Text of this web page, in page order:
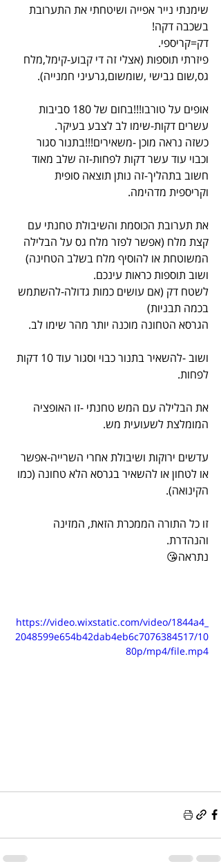
שימנתי נייר אפייה ושיטחתי את התערובת
בשכבה דקה!
דק=קריספי.
פיזרתי תוספות (אצלי זה די קבוע-קימל,מלח
גס,שום גבישי ,שומשום,גרעיני חמנייה).
אופים על טורבו!!!בחום של 180 סביבות
עשרים דקות-שימו לב לצבע בעיקר.
כשזה נראה מוכן -משאירים!!!בתנור סגור
וכבוי עוד עשר דקות לפחות-זה שלב מאוד
חשוב בתהליך-זה נותן תוצאה סופית
וקריספית מדהימה.
את תערובת הכוסמת והשיבולת טחנתי עם
קצת מלח (אפשר לפזר מלח גס על הבלילה
המשוטחת או להוסיף מלח בשלב הטחינה)
ושוב תוספות כראות עינכם.
לשטח דק (אם עושים כמות גדולה-להשתמש
בכמה תבניות)
הגרסא הטחונה מוכנה יותר מהר שימו לב.
ושוב -להשאיר בתנור כבוי וסגור עוד 10 דקות
לפחות.
את הבלילה עם המש טחנתי -זו האופציה
המומלצת לשעועית מש.
עדשים ירוקות ושיבולת אחרי השרייה-אפשר
או לטחון או להשאיר בגרסא הלא טחונה (כמו
הקינואה).
זו כל התורה הממכרת הזאת, המזינה
והנהדרת.
נתראה😘
https://video.wixstatic.com/video/1844a4_
2048599e654b42dab4eb6c7076384517/10
80p/mp4/file.mp4